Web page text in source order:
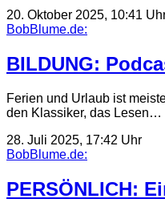
20. Oktober 2025, 10:41
BobBlume.de:
BILDUNG:
Ferien und Urlaub ist
den Klassiker, das Lesen…
28. Juli 2025, 17:42 Uhr
BobBlume.de:
PERSÖNLICH: